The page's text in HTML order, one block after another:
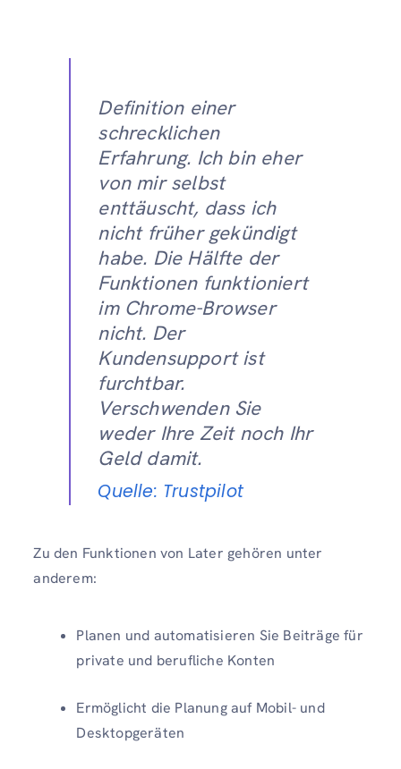
Definition einer
schrecklichen
Erfahrung. Ich bin eher
von mir selbst
enttäuscht, dass ich
nicht früher gekündigt
habe. Die Hälfte der
Funktionen funktioniert
im Chrome-Browser
nicht. Der
Kundensupport ist
furchtbar.
Verschwenden Sie
weder Ihre Zeit noch Ihr
Geld damit.
Quelle: Trustpilot
Zu den Funktionen von Later gehören unter
anderem:
Planen und automatisieren Sie Beiträge für
private und berufliche Konten
Ermöglicht die Planung auf Mobil- und
Desktopgeräten